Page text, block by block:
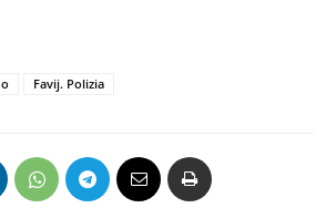
Favij. Polizia